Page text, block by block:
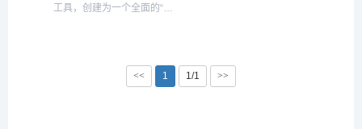
工具，创建为一个全面的“数
成，充当大型语言模型和用
户私人数据之间的桥梁。借
<< 1 1/1 >>